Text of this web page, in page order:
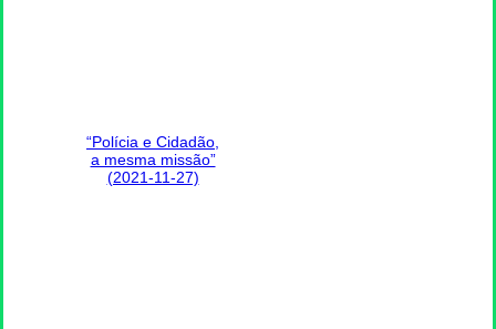
“Polícia e Cidadão,
a mesma missão”
(2021-11-27)